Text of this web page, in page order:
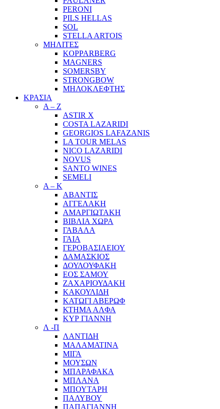
PERONI
PILS HELLAS
SOL
STELLA ARTOIS
ΜΗΛΙΤΕΣ
KOPPARBERG
MAGNERS
SOMERSBY
STRONGBOW
ΜΗΛΟΚΛΕΦΤΗΣ
ΚΡΑΣΙΑ
A – Z
ASTIR X
COSTA LAZARIDI
GEORGIOS LAFAZANIS
LA TOUR MELAS
NICO LAZARIDI
NOVUS
SANTO WINES
SEMELI
Α – Κ
ΑΒΑΝΤΙΣ
ΑΓΓΕΛΑΚΗ
ΑΜΑΡΓΙΩΤΑΚΗ
ΒΙΒΛΙΑ ΧΩΡΑ
ΓΑΒΑΛΑ
ΓΑΙΑ
ΓΕΡΟΒΑΣΙΛΕΙΟΥ
ΔΑΜΑΣΚΙΟΣ
ΔΟΥΛΟΥΦΑΚΗ
ΕΟΣ ΣΑΜΟΥ
ΖΑΧΑΡΙΟΥΔΑΚΗ
ΚΑΚΟΥΛΙΔΗ
ΚΑΤΩΓΙ ΑΒΕΡΩΦ
ΚΤΗΜΑ ΑΛΦΑ
ΚΥΡ ΓΙΑΝΝΗ
Λ -Π
ΛΑΝΤΙΔΗ
ΜΑΛΑΜΑΤΙΝΑ
ΜΙΓΑ
ΜΟΥΣΩΝ
ΜΠΑΡΑΦΑΚΑ
ΜΠΛΑΝΑ
ΜΠΟΥΤΑΡΗ
ΠΑΛΥΒΟΥ
ΠΑΠΑΓΙΑΝΝΗ